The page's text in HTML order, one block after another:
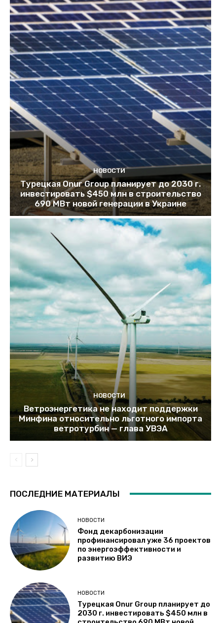
НОВОСТИ
Турецкая Onur Group планирует до 2030 г.
инвестировать $450 млн в строительство
690 МВт новой генерации в Украине
НОВОСТИ
Ветроэнергетика не находит поддержки
Минфина относительно льготного импорта
ветротурбин — глава УВЭА
ПОСЛЕДНИЕ МАТЕРИАЛЫ
НОВОСТИ
Фонд декарбонизации
профинансировал уже 36 проектов
по энергоэффективности и
развитию ВИЭ
НОВОСТИ
Турецкая Onur Group планирует до
2030 г. инвестировать $450 млн в